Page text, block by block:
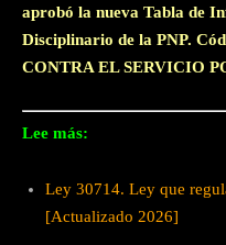
aprobó la nueva Tabla de
Disciplinario de la PNP.
CONTRA EL SERVICIO
Lee más:
Ley 30714. Ley que
[Actualizado 2026]